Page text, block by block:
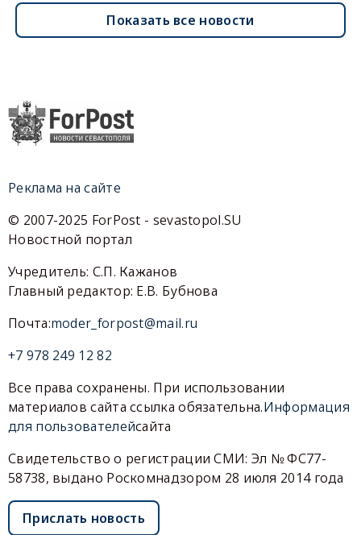
Показать все новости
Реклама на сайте
© 2007-2025 ForPost - sevastopol.SU
Новостной портал
Учредитель: С.П. Кажанов
Главный редактор: Е.В. Бубнова
Почта:moder_forpost@mail.ru
+7 978 249 12 82
Все права сохранены. При использовании
материалов сайта ссылка обязательна.Информация
для пользователейсайта
Свидетельство о регистрации СМИ: Эл № ФС77-
58738, выдано Роскомнадзором 28 июля 2014 года
Прислать новость